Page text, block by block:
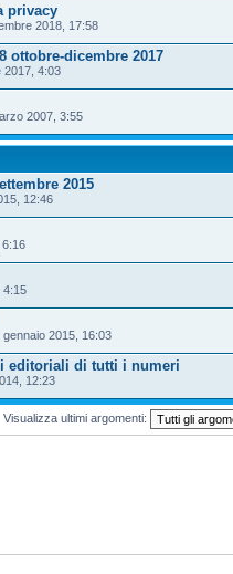
privacy
2018, 17:58
ottobre-dicembre 2017
2017, 4:03
2007, 3:55
2015
12:46
6:16
4:15
gennaio 2015, 16:03
editoriali di tutti i numeri
12:23
Visualizza ultimi argomenti: